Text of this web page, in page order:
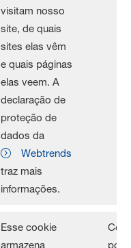
visitam nosso
site, de quais
sites elas vêm
e quais páginas
elas veem. A
declaração de
proteção de
dados da
Webtrends
traz mais
informações.
Esse cookie
armazena